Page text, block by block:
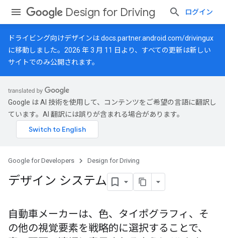
Design for Driving ログイン
ドライビング向けデザインはdocs.partner.android.com/drivingux
に移動しました。2026 年 3 月 11 日より、すべての更新は新しい
サイトでのみ公開されます。
Google は AI 技術を使用して、コンテンツをご希望の言語に翻訳し
ています。AI 翻訳には誤りが含まれる場合があります。
Google for Developers Design for Driving
デザイン システム
自動車メーカーは、色、タイポグラフィ、そ
の他の視覚要素を戦略的に選択することで、